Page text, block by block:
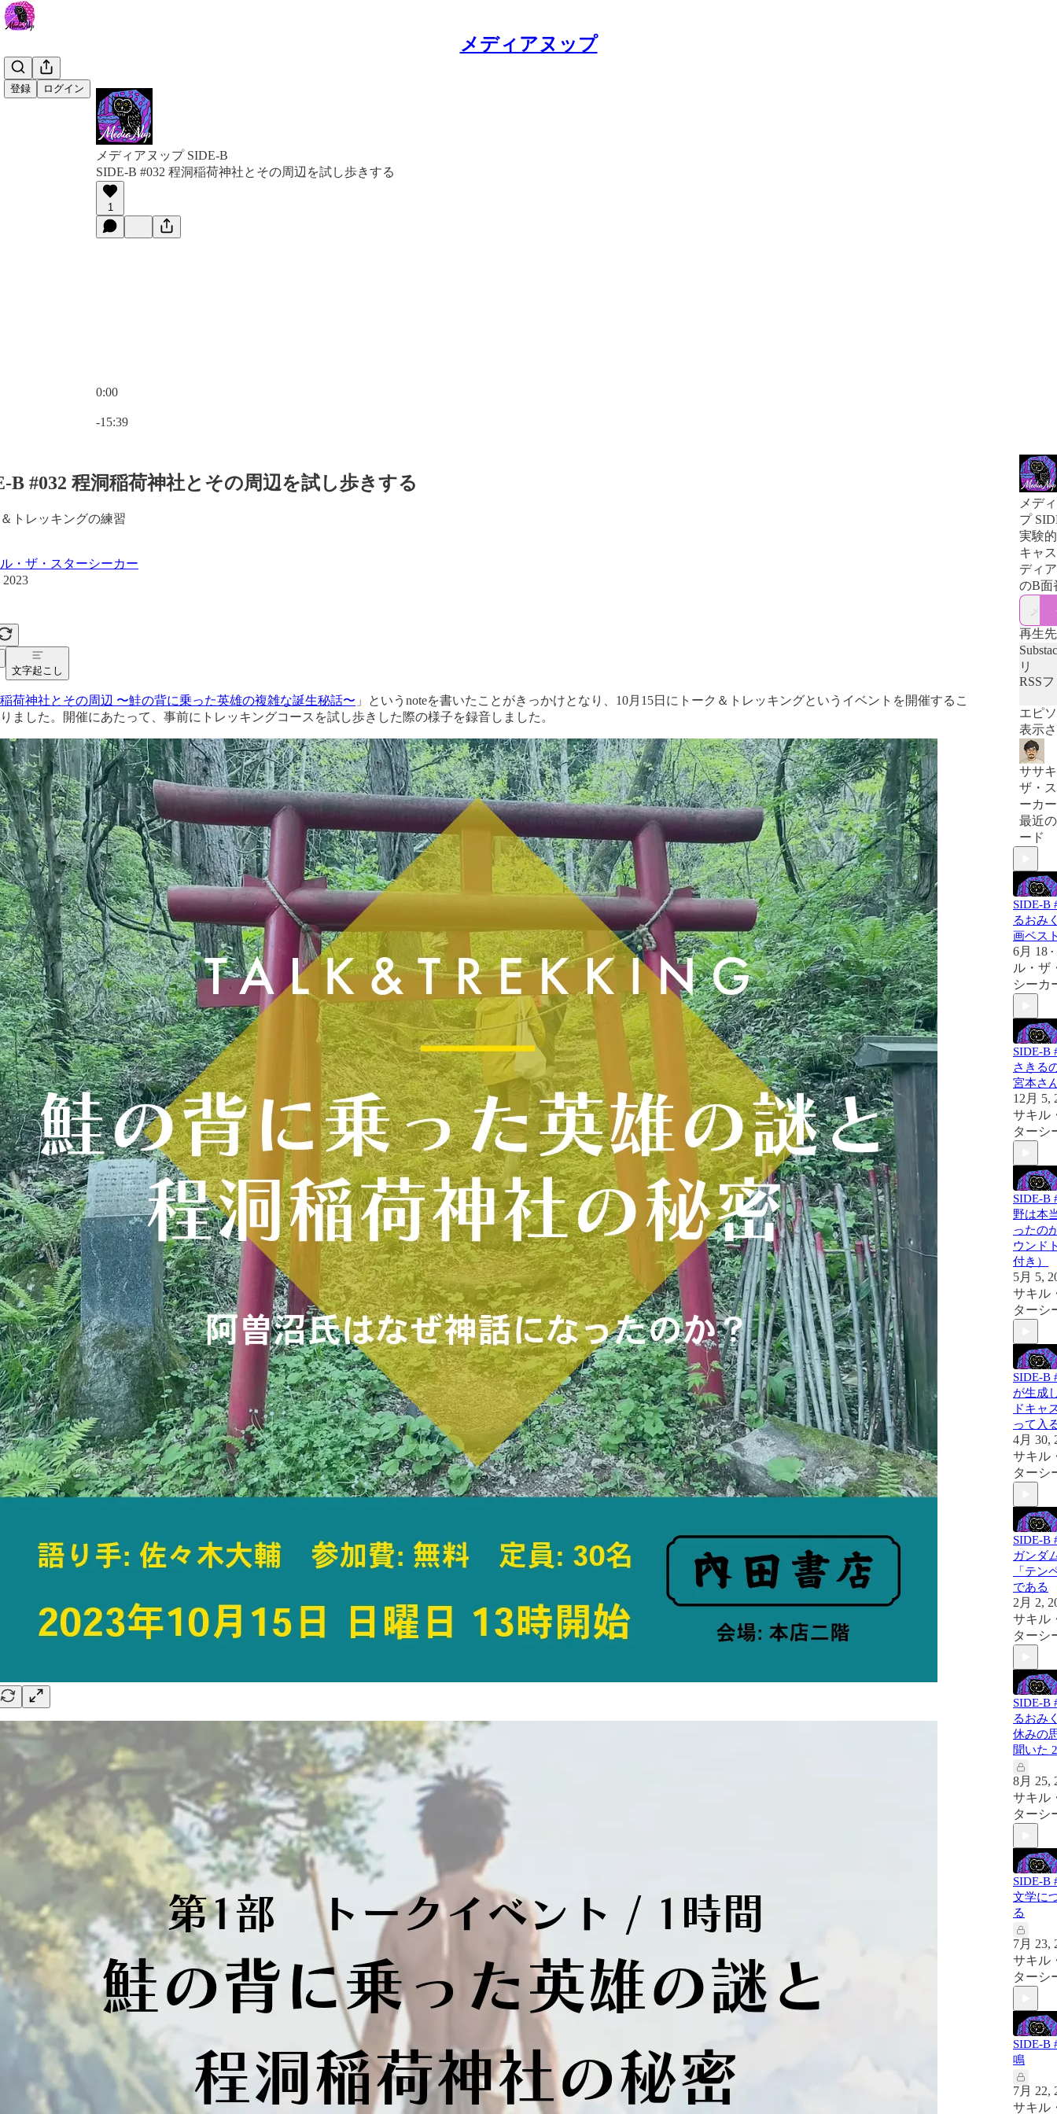
メディアヌップ
登録 ログイン
メディアヌップ SIDE-B
SIDE-B #032 程洞稲荷神社とその周辺を試し歩きする
1
0:00
-15:39
B #032 程洞稲荷神社とその周辺を試し歩きする
トレッキングの練習
・ザ・スターシーカー
2023
文字起こし
荷神社とその周辺 〜鮭の背に乗った英雄の複雑な誕生秘話〜 」というnoteを書いたことがきっかけとなり、10月15日にトーク＆トレッキングというイベントを開催するこ
ました。開催にあたって、事前にトレッキングコースを試し歩きした際の様子を録音しました。
メデ
プ
実験
キャ
ディ
のB面
再生先
リ
RSS
エピ
表示
ササ
ザ・
ーカー
最近
ード
SIDE-B
るおみ
画ベス
6月 18 •
ル・ザ
シーカ
SIDE-B
さきる
宮本さ
12月 5,
サキル
ターシ
SIDE-B
野は本
ったの
ウンド
付き）
5月 5,
サキル
ターシ
SIDE-B
が生成
ドキャ
って入
4月 30,
サキル
ターシ
SIDE-B
ガンダ
「テン
である
2月 2,
サキル
ターシ
SIDE-B
るおみ
休みの
聞いた
8月 25,
サキル
ターシ
SIDE-B
文学に
る
7月 23,
サキル
ターシ
SIDE-B
鳴
7月 22,
サキル